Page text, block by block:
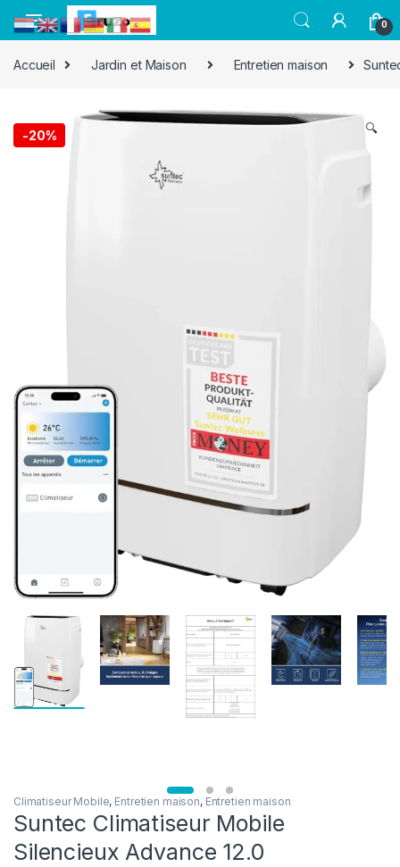
0
Accueil Jardin et Maison Entretien maison
-20% 🔍
Climatiseur Mobile, Entretien maison, Entretien maison
Suntec Climatiseur Mobile
Silencieux Advance 12.0